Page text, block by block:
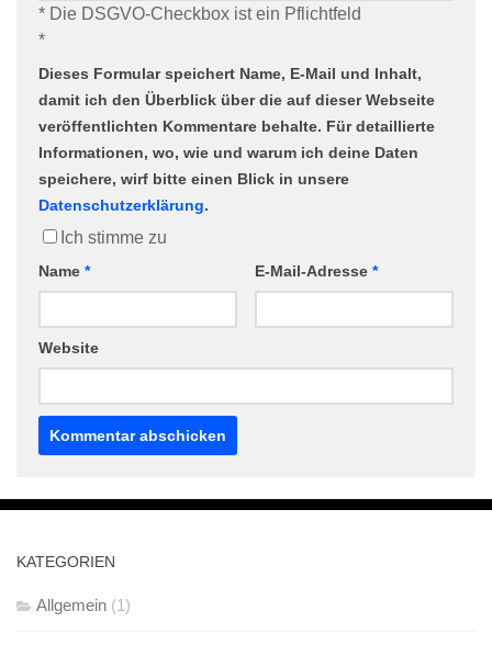
* Die DSGVO-Checkbox ist ein Pflichtfeld
*
Dieses Formular speichert Name, E-Mail und Inhalt,
damit ich den Überblick über die auf dieser Webseite
veröffentlichten Kommentare behalte. Für detaillierte
Informationen, wo, wie und warum ich deine Daten
speichere, wirf bitte einen Blick in unsere
Datenschutzerklärung.
Ich stimme zu
Name * E-Mail-Adresse *
Website
KATEGORIEN
Allgemein (1)